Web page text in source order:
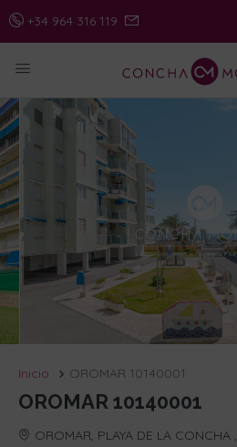
+34 964 316 119
Inicio OROMAR 10140001
OROMAR 10140001
OROMAR, PLAYA DE LA CONCHA ,